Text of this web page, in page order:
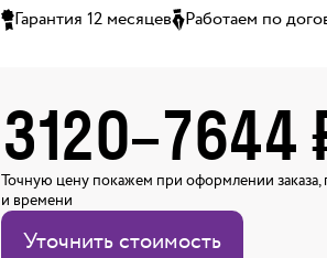
Гарантия 12 месяцев Работаем по
3120–7644
Точную цену покажем при оформлении заказа,
и времени
Уточнить стоимость